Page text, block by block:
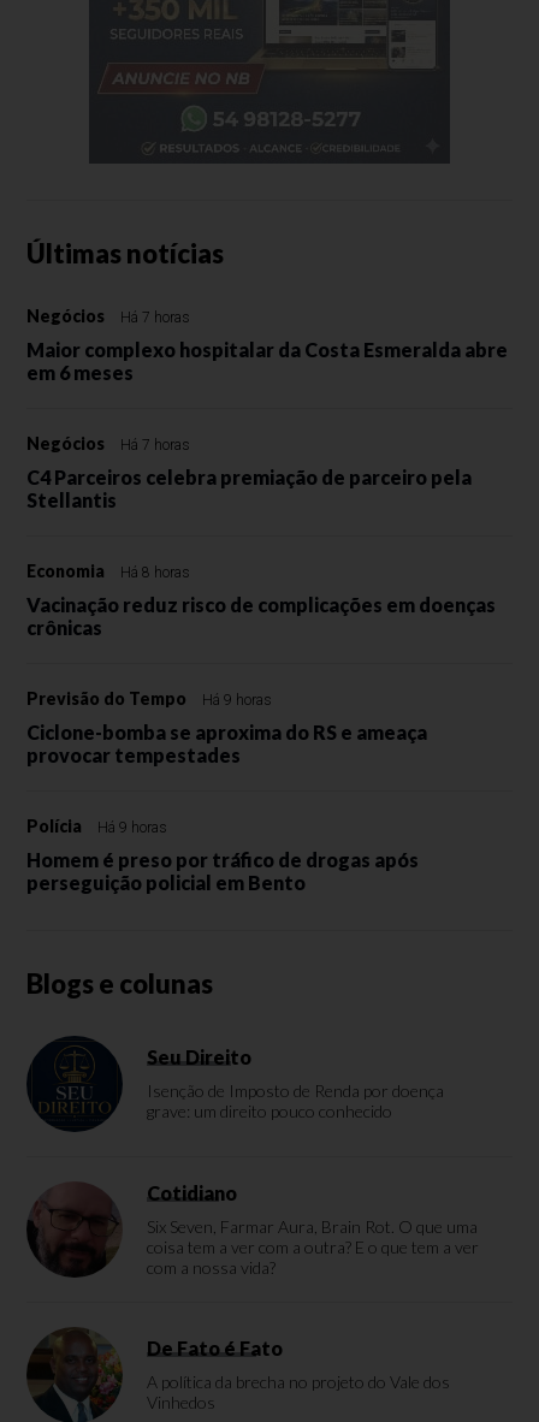
Últimas notícias
Negócios Há 7 horas
Maior complexo hospitalar da Costa Esmeralda abre
em 6 meses
Negócios Há 7 horas
C4 Parceiros celebra premiação de parceiro pela
Stellantis
Economia Há 8 horas
Vacinação reduz risco de complicações em doenças
crônicas
Previsão do Tempo Há 9 horas
Ciclone-bomba se aproxima do RS e ameaça
provocar tempestades
Polícia Há 9 horas
Homem é preso por tráfico de drogas após
perseguição policial em Bento
Blogs e colunas
Seu Direito
Isenção de Imposto de Renda por doença
grave: um direito pouco conhecido
Cotidiano
Six Seven, Farmar Aura, Brain Rot. O que uma
coisa tem a ver com a outra? E o que tem a ver
com a nossa vida?
De Fato é Fato
A política da brecha no projeto do Vale dos
Vinhedos